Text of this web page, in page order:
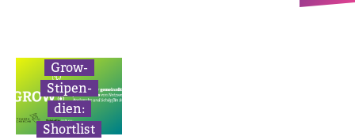
Grow-​
Sti­pen­
dien:
Short­list